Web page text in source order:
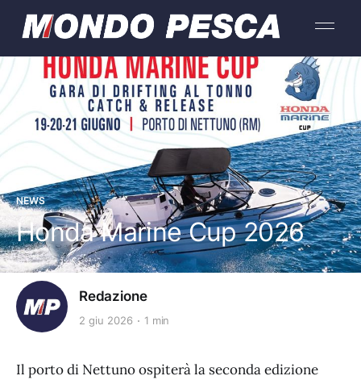
NEWS
Honda Marine Cup 2026
Redazione
2 giu 2026 1 min
Il porto di Nettuno ospiterà la seconda edizione